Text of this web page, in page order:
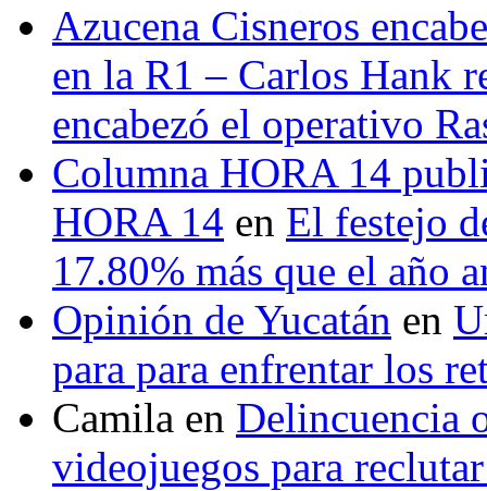
Azucena Cisneros
en la R1 – Carlos Hank
encabezó el operativo
Columna HORA 14
HORA 14 en El festejo
17.80% más que el año
Opinión de Yucatán en
para para enfrentar los
Camila en Delincuencia
videojuegos para